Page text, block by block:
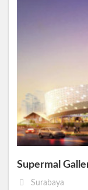
Supermal
Surabaya